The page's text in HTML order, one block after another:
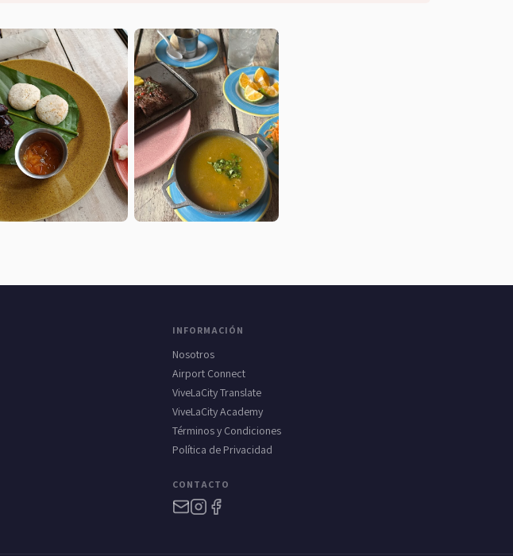
INFORMACIÓN
Nosotros
Airport Connect
ViveLaCity Translate
ViveLaCity Academy
Términos y Condiciones
Política de Privacidad
CONTACTO